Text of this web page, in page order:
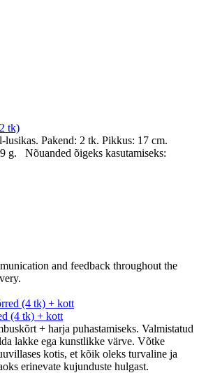
tk)
lusikas. Pakend: 2 tk. Pikkus: 17 cm.
g. Nõuanded õigeks kasutamiseks:
and feedback throughout the
(4 tk) + kott
+ harja puhastamiseks. Valmistatud
lakke ega kunstlikke värve. Võtke
kotis, et kõik oleks turvaline ja
erinevate kujunduste hulgast.